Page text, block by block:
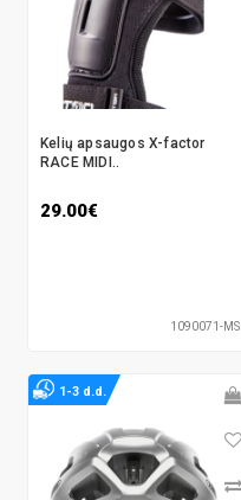
Kelių apsaugos X-factor
RACE MIDI..
29.00€
1090071-MS
1-3 d.d.